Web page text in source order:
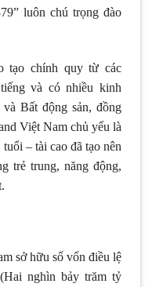
luôn chú trọng đào
tạo chính quy từ các
và có nhiều kinh
Bất động sản, đồng
Việt Nam chủ yếu là
– tài cao đã tạo nên
trẻ trung, năng động,
sở hữu số vốn điều lệ
nghìn bảy trăm tỷ